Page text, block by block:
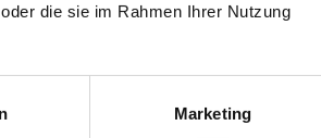
die sie im Rahmen Ihrer Nutzung
Marketing